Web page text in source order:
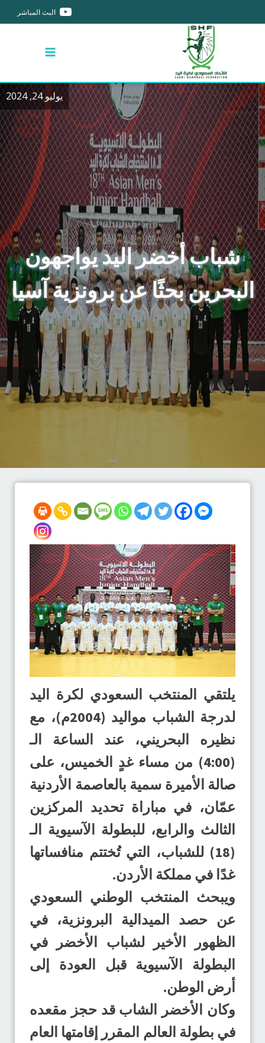
البث المباشر
يوليو 24, 2024
شباب أخضر اليد يواجهون
البحرين بحثًا عن برونزية آسيا
يلتقي المنتخب السعودي لكرة اليد
لدرجة الشباب مواليد (2004م)، مع
نظيره البحريني، عند الساعة الـ
(4:00) من مساء غدٍ الخميس، على
صالة الأميرة سمية بالعاصمة الأردنية
عمّان، في مباراة تحديد المركزين
الثالث والرابع، للبطولة الآسيوية الـ
(18) للشباب، التي تُختتم منافساتها
غدًا في مملكة الأردن.
ويبحث المنتخب الوطني السعودي
عن حصد الميدالية البرونزية، في
الظهور الأخير لشباب الأخضر في
البطولة الآسيوية قبل العودة إلى
أرض الوطن.
وكان الأخضر الشاب قد حجز مقعده
في بطولة العالم المقرر إقامتها العام